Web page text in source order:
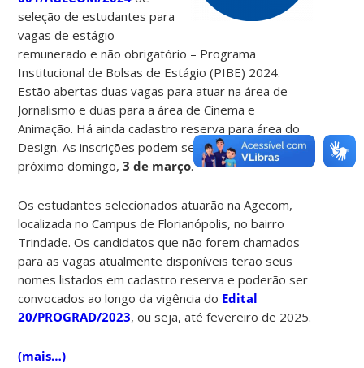
seleção de estudantes para
vagas de estágio
remunerado e não obrigatório – Programa
Institucional de Bolsas de Estágio (PIBE) 2024.
Estão abertas duas vagas para atuar na área de
Jornalismo e duas para a área de Cinema e
Animação. Há ainda cadastro reserva para área do
Design. As inscrições podem ser realizadas até o
próximo domingo,3 de março.
Os estudantes selecionados atuarão na Agecom,
localizada no Campus de Florianópolis, no bairro
Trindade. Os candidatos que não forem chamados
para as vagas atualmente disponíveis terão seus
nomes listados em cadastro reserva e poderão ser
convocados ao longo da vigência do Edital
20/PROGRAD/2023, ou seja, até fevereiro de 2025.
(mais…)